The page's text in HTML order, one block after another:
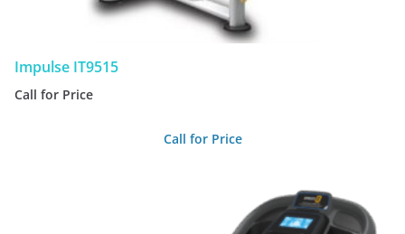
Impulse IT9515
Call for Price
Call for Price